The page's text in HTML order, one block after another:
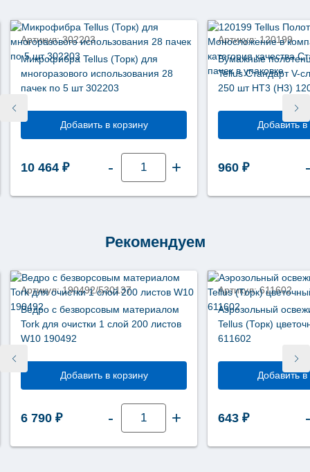
Артикул: 302203
Микрофибра Tellus (Торк) для
многоразового использования 28
пачек по 5 шт 302203
Добавить в корзину
10 464 ₽ -
Количество
товара
(Торк)
пачек
шт
302203
+
Артикул: 120199
Бумажные
Tellus Стандарт V-
250 шт НТ3 (Н3)
Добавить в
960 ₽ -
Рекомендуем
Артикул: 190492/530137
Ведро с безворсовым материалом
Tork для очистки 1 слой 200 листов
W10 190492
Добавить в корзину
6 790 ₽ -
Количество
товара
безворсовым
+
Артикул: 611602
Аэрозольный
Tellus (Торк)
611602
Добавить в
643 ₽ -